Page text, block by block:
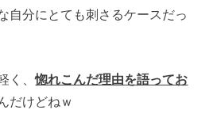
自分にとても刺さるケースだっ
く、惚れこんだ理由を語ってお
だけどねｗ